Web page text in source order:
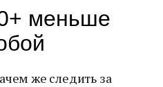
меньше
же следить за